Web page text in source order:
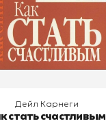
В корзину
Дейл Карнеги
стать счастливым